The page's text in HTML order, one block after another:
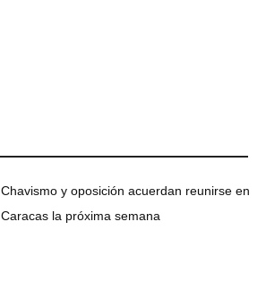
Chavismo y oposición acuerdan reunirse en
Caracas la próxima semana